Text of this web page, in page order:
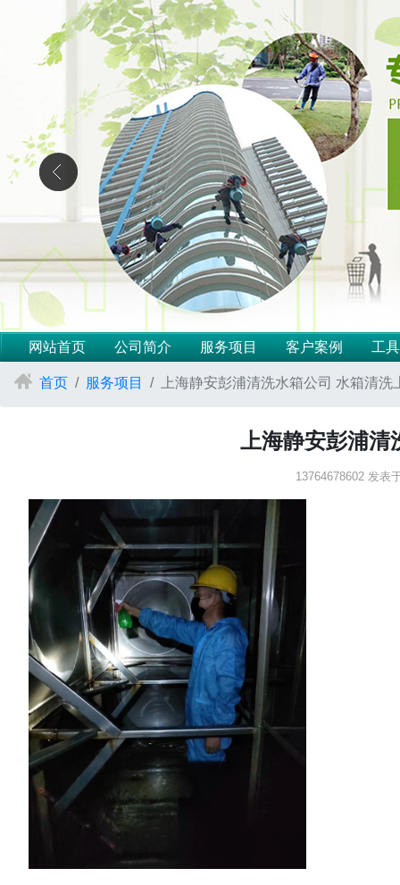
网站首页 公司简介 服务项目 客户案例 工
首页 服务项目 上海静安彭浦清洗水箱公司 水箱清洗
上海静安彭浦清
13764678602 发表